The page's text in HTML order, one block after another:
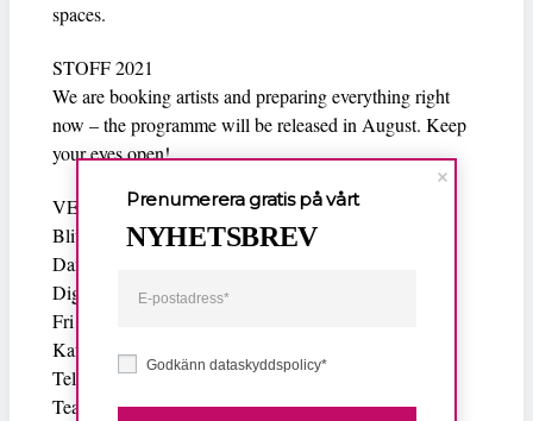
spaces.
STOFF 2021
We are booking artists and preparing everything right
now – the programme will be released in August. Keep
your eyes open!
VENUES 2021
Blivande & Frihamnstorget (Frihamnen)
Danscentrum (Östermalm)
Digital stage (Arena STOFF)
Fri Scen (Kulturhuset)
Kafe 44 (Södermalm)
Telefonfabriken (Telefonplan)
Teater Tre (Södermalm)
Godkänn dataskyddspolicy*
Prenumerera gratis på vårt
NYHETSBREV